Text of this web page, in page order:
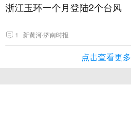
浙江玉环一个月登陆2个台风
1 新黄河·济南时报
点击查看更多